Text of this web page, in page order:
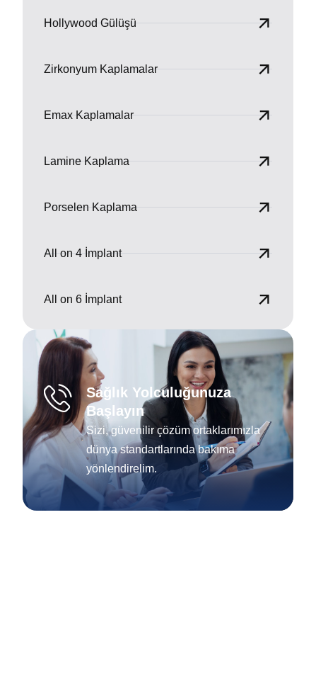
Hollywood Gülüşü
Zirkonyum Kaplamalar
Emax Kaplamalar
Lamine Kaplama
Porselen Kaplama
All on 4 İmplant
All on 6 İmplant
Sağlık Yolculuğunuza
Başlayın
Sizi, güvenilir çözüm ortaklarımızla
dünya standartlarında bakıma
yönlendirelim.